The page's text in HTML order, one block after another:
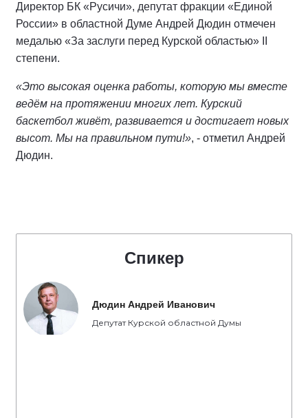
Директор БК «Русичи», депутат фракции «Единой
России» в областной Думе Андрей Дюдин отмечен
медалью «За заслуги перед Курской областью» II
степени.
«Это высокая оценка работы, которую мы вместе
ведём на протяжении многих лет. Курский
баскетбол живёт, развивается и достигает новых
высот. Мы на правильном пути!», - отметил Андрей
Дюдин.
Спикер
Дюдин Андрей Иванович
Депутат Курской областной Думы